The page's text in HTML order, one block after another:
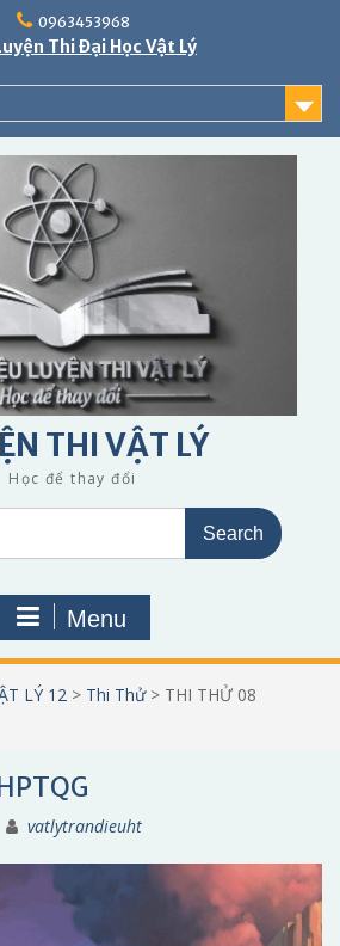
0963453968
Thi Đại Học Vật Lý
THI VẬT LÝ
Học để thay đổi
Menu
LÝ 12 > Thi Thử> THI THỬ 08
vatlytrandieuht